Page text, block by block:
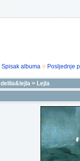
Spisak albuma
Posljednje
delila&lejla > Lejla